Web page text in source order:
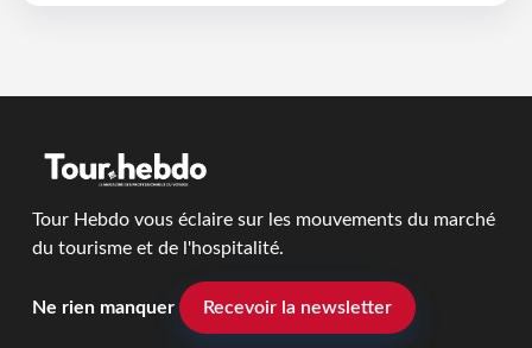
Tour Hebdo vous éclaire sur les mouvements du marché
du tourisme et de l'hospitalité.
Ne rien manquer Recevoir la newsletter